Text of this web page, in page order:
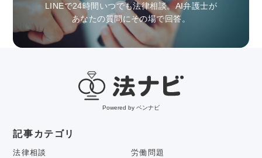
LINEで24時間いつでも法律相談。AI弁護士が
あなたの質問にその場で回答。
Powered by ベンナビ
記事カテゴリ
法律相談 労働問題